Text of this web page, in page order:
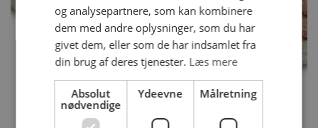
AALBÆK FENNIKEL SALAMI
og analysepartnere, som kan kombinere
dem med andre oplysninger, som du har
givet dem, eller som de har indsamlet fra
din brug af deres tjenester. Læs mere
Absolut
nødvendige
Ydeevne Målretning